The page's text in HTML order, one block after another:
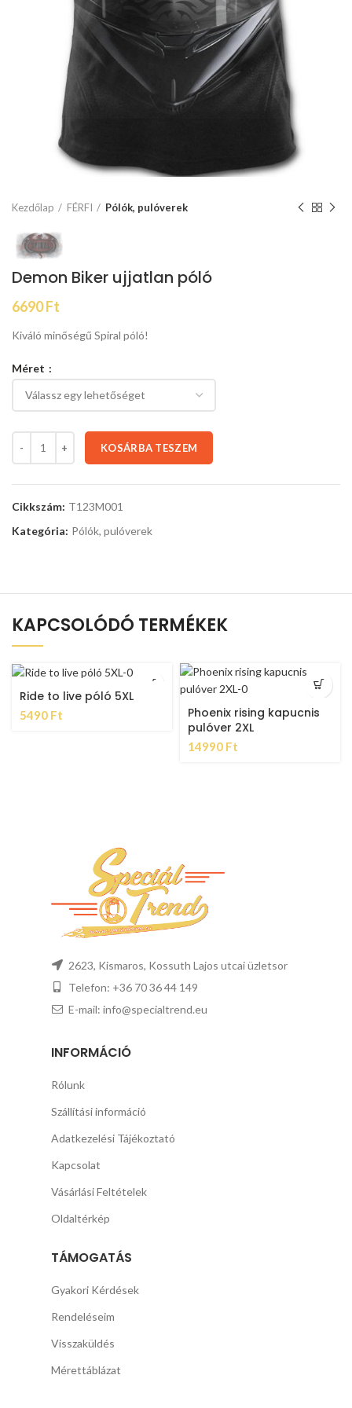
Kezdőlap FÉRFI Pólók, pulóverek
Demon Biker ujjatlan póló
6690Ft
Kiváló minőségű Spiral póló!
Méret
KOSÁRBA TESZEM
Cikkszám: T123M001
Kategória: Pólók, pulóverek
KAPCSOLÓDÓ TERMÉKEK
Ride to live póló 5XL
5490 Ft
Phoenix rising kapucnis
pulóver 2XL
14990 Ft
2623, Kismaros, Kossuth Lajos utcai üzletsor
Telefon: +36 70 36 44 149
E-mail: info@specialtrend.eu
INFORMÁCIÓ
Rólunk
Szállítási információ
Adatkezelési Tájékoztató
Kapcsolat
Vásárlási Feltételek
Oldaltérkép
TÁMOGATÁS
Gyakori Kérdések
Rendeléseim
Visszaküldés
Mérettáblázat